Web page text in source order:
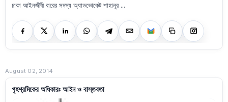
ঢাকা আইনজীবী বারের সদস্য অ্যাডভোকেট শাহানূর ...
August 02, 2014
গৃহশ্রমিকের অধিকারঃ আইন ও বাস্তবতা